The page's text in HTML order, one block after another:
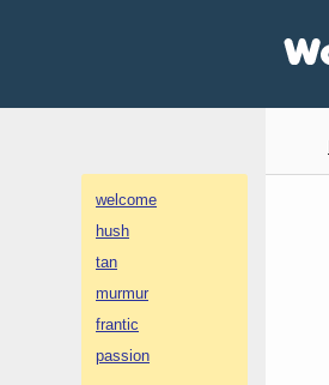
welcome
hush
tan
murmur
frantic
passion